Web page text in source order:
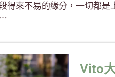
得來不易的緣分，一切都
Vito